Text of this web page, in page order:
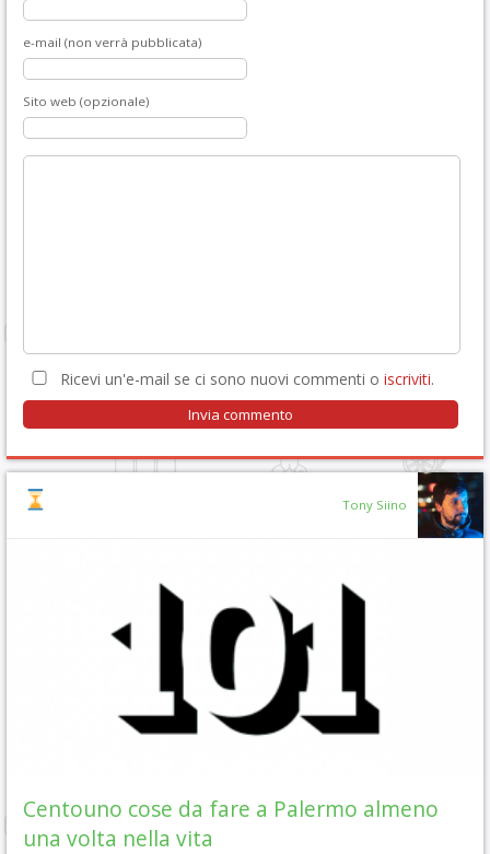
e-mail (non verrà pubblicata)
Sito web (opzionale)
Ricevi un'e-mail se ci sono nuovi commenti o iscriviti.
Tony Siino
Centouno cose da fare a Palermo almeno
una volta nella vita